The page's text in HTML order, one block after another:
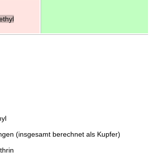
(insgesamt berechnet als Kupfer)